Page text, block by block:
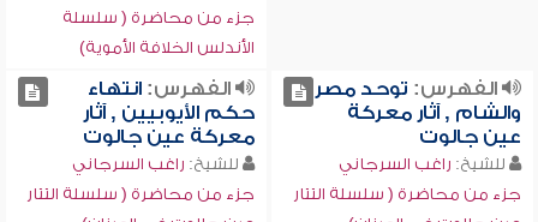
جزء من محاضرة ( سلسلة
الأندلس الخلافة الأموية)
الفهرس: توحد مصر
والشام , آثار معركة
عين جالوت
للشيخ: راغب السرجاني
جزء من محاضرة ( سلسلة التتار
الفهرس:انتهاء
حكم الأيوبيين , آثار
معركة عين جالوت
للشيخ: راغب السرجاني
جزء من محاضرة ( سلسلة التتار